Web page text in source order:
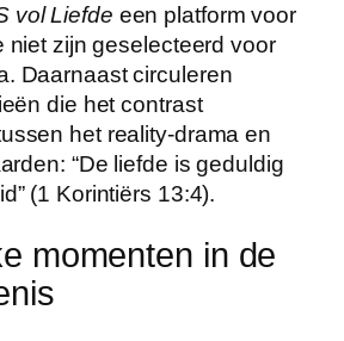
vol Liefde een platform voor
niet zijn geselecteerd voor
Daarnaast circuleren
die het contrast
het reality-drama en
“De liefde is geduldig
(1 Korintiërs 13:4).
momenten in de